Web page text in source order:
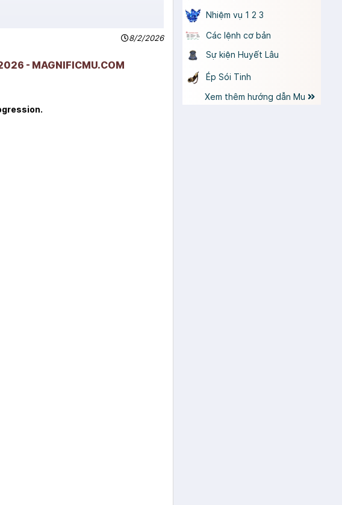
8/2/2026
- MAGNIFICMU.COM
Nhiệm vụ 1 2 3
Các lệnh cơ bản
Sự kiện Huyết Lâu
Ép Sói Tinh
Xem thêm hướng dẫn Mu